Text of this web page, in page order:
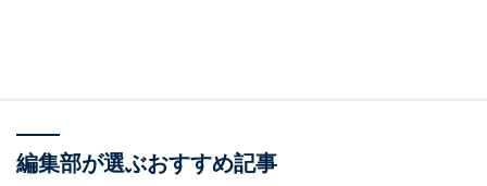
編集部が選ぶおすすめ記事